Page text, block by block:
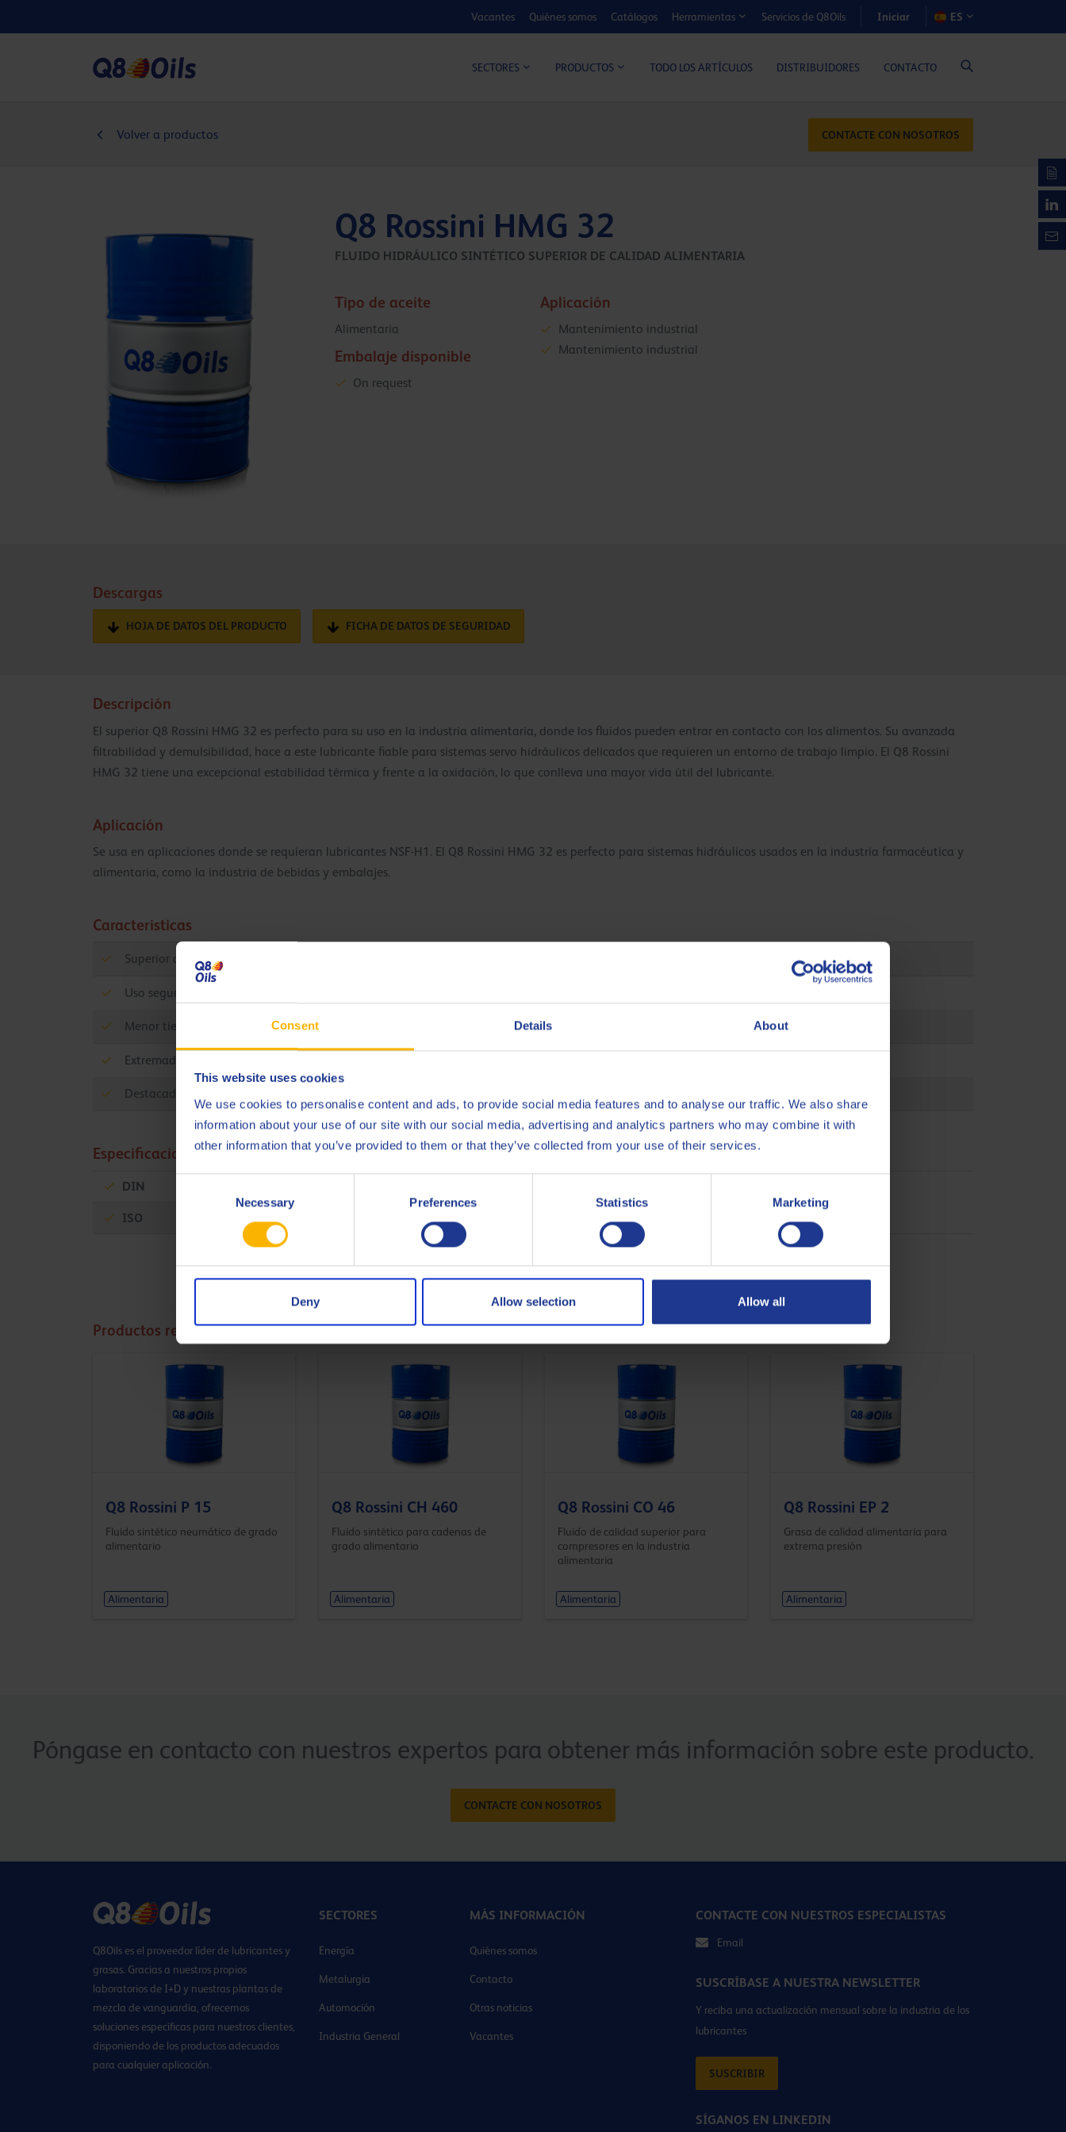
Consent Details About
This website uses cookies
We use cookies to personalise content and ads, to provide social media features and to analyse our traffic. We also share
information about your use of our site with our social media, advertising and analytics partners who may combine it with
other information that you’ve provided to them or that they’ve collected from your use of their services.
Necessary Preferences Statistics Marketing
Deny Allow selection Allow all
Vacantes Quiénes somos Catálogos Herramientas Servicios de Q8Oils Iniciar ES
SECTORES PRODUCTOS TODO LOS ARTÍCULOS DISTRIBUIDORES CONTACTO
Volver a productos CONTACTE CON NOSOTROS
Q8 Rossini HMG 32
FLUIDO HIDRÁULICO SINTÉTICO SUPERIOR DE CALIDAD ALIMENTARIA
Tipo de aceite
Alimentaria
Embalaje disponible
On request
Aplicación
Mantenimiento industrial
Mantenimiento industrial
Descargas
HOJA DE DATOS DEL PRODUCTO FICHA DE DATOS DE SEGURIDAD
Descripción
El superior Q8 Rossini HMG 32 es perfecto para su uso en la industria alimentaria, donde los fluidos pueden entrar en contacto con los alimentos. Su avanzada
filtrabilidad y demulsibilidad, hace a este lubricante fiable para sistemas servo hidráulicos delicados que requieren un entorno de trabajo limpio. El Q8 Rossini
HMG 32 tiene una excepcional estabilidad térmica y frente a la oxidación, lo que conlleva una mayor vida útil del lubricante.
Aplicación
Se usa en aplicaciones donde se requieran lubricantes NSF-H1. El Q8 Rossini HMG 32 es perfecto para sistemas hidráulicos usados en la industria farmacéutica y
alimentaria, como la industria de bebidas y embalajes.
Caracteristicas
Superior aceite sintético
Uso seguro en la industria alimentaria
Menor tiempo de parada y mejora de la eficiencia del mantenimiento
Extremadamente apropiado para su uso en un amplio rango de temperaturas
Destacadas características de fluidez
Especificaciones y aprobaciones
DIN
ISO 21469
Productos relacionados
Q8 Rossini P 15
Fluido sintético neumático de grado
alimentario
Alimentaria
Q8 Rossini CH 460
Fluido sintético para cadenas de
grado alimentario
Alimentaria
Q8 Rossini CO 46
Fluido de calidad superior para
compresores en la industria
alimentaria
Alimentaria
Q8 Rossini EP 2
Grasa de calidad alimentaria para
extrema presión
Alimentaria
Póngase en contacto con nuestros expertos para obtener más información sobre este producto.
CONTACTE CON NOSOTROS
Q8Oils es el proveedor líder de lubricantes y
grasas. Gracias a nuestros propios
laboratorios de I+D y nuestras plantas de
mezcla de vanguardia, ofrecemos
soluciones específicas para nuestros clientes,
disponiendo de los productos adecuados
para cualquier aplicación.
SECTORES
Energía
Metalurgia
Automoción
Industria General
MÁS INFORMACIÓN
Quiénes somos
Contacto
Otras noticias
Vacantes
CONTACTE CON NUESTROS ESPECIALISTAS
Email
SUSCRÍBASE A NUESTRA NEWSLETTER
Y reciba una actualización mensual sobre la industria de los
lubricantes
SUSCRIBIR
SÍGANOS EN LINKEDIN